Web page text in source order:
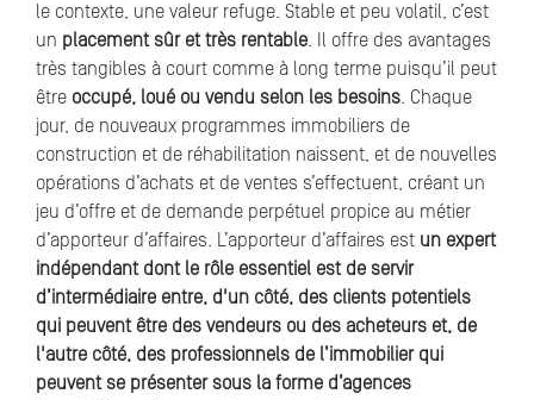
le contexte, une valeur refuge. Stable et peu volatil, c’est
un placement sûr et très rentable. Il offre des avantages
très tangibles à court comme à long terme puisqu’il peut
être occupé, loué ou vendu selon les besoins. Chaque
jour, de nouveaux programmes immobiliers de
construction et de réhabilitation naissent, et de nouvelles
opérations d’achats et de ventes s’effectuent, créant un
jeu d’offre et de demande perpétuel propice au métier
d’apporteur d’affaires. L’apporteur d’affaires est un expert
indépendant dont le rôle essentiel est de servir
d’intermédiaire entre, d'un côté, des clients potentiels
qui peuvent être des vendeurs ou des acheteurs et, de
l'autre côté, des professionnels de l’immobilier qui
peuvent se présenter sous la forme d’agences